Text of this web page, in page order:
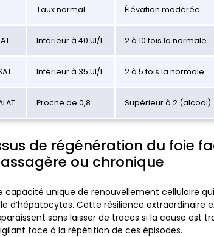
Taux normal Élévation modérée
Inférieur à 40 UI/L 2 à 10 fois la normale
Inférieur à 35 UI/L 2 à 5 fois la normale
Proche de 0,8 Supérieur à 2 (alcool)
de régénération du foie
ou chronique
capacité unique de renouvellement cellulaire
d’hépatocytes. Cette résilience extraordinaire
sans laisser de traces si la cause est
face à la répétition de ces épisodes.